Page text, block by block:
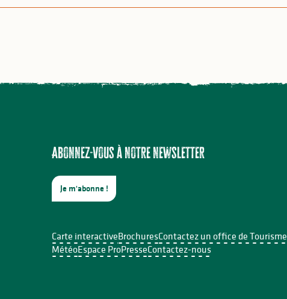
Abonnez-vous à notre newsletter
Je m'abonne !
Carte interactiveBrochuresContactez un office de Tourisme
MétéoEspace ProPresseContactez-nous